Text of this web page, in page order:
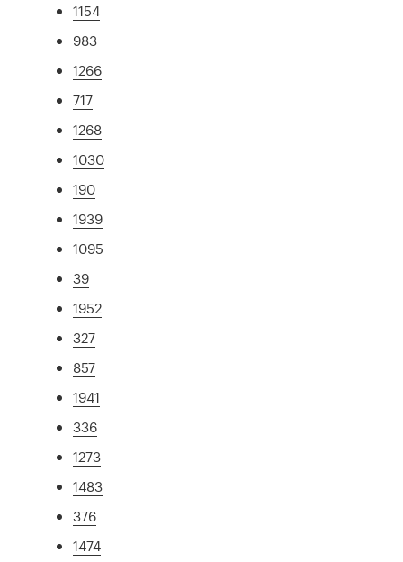
1154
983
1266
717
1268
1030
190
1939
1095
39
1952
327
857
1941
336
1273
1483
376
1474